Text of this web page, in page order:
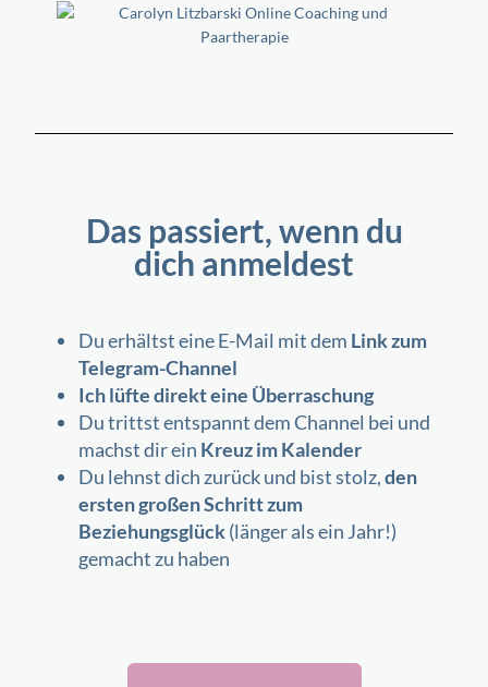
Das passiert, wenn du
dich anmeldest
Du erhältst eine E-Mail mit dem Link zum
Telegram-Channel
Ich lüfte direkt eine Überraschung
Du trittst entspannt dem Channel bei und
machst dir ein Kreuz im Kalender
Du lehnst dich zurück und bist stolz,den
ersten großen Schritt zum
Beziehungsglück(länger als ein Jahr!)
gemacht zu haben